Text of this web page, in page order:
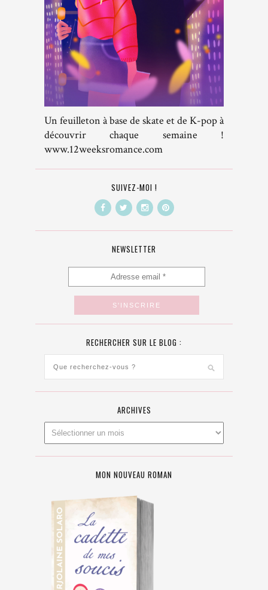
Un feuilleton à base de skate et de K-pop à
découvrir chaque semaine !
www.12weeksromance.com
SUIVEZ-MOI !
NEWSLETTER
RECHERCHER SUR LE BLOG :
ARCHIVES
MON NOUVEAU ROMAN